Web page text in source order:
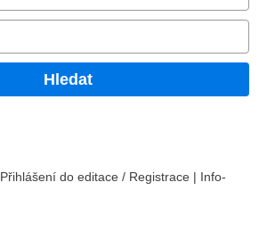
Hledat
Přihlášení do editace / Registrace | Info-